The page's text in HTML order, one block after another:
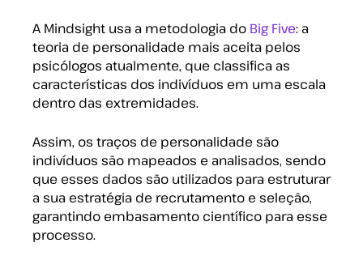
A Mindsight usa a metodologia do Big Five: a
teoria de personalidade mais aceita pelos
psicólogos atualmente, que classifica as
características dos indivíduos em uma escala
dentro das extremidades.
Assim, os traços de personalidade são
indivíduos são mapeados e analisados, sendo
que esses dados são utilizados para estruturar
a sua estratégia de recrutamento e seleção,
garantindo embasamento científico para esse
processo.